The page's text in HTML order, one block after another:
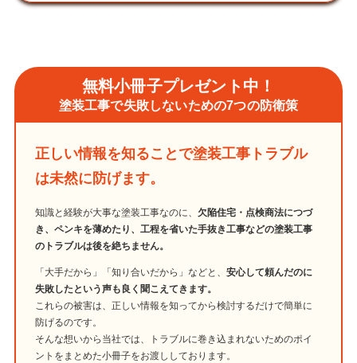
無料小冊子プレゼント中！
塗装工事で失敗しないための7つの防衛策
正しい情報を知ることで塗装工事トラブル
は未然に防げます。
知識と経験が大事な塗装工事なのに、 欠陥住宅・点検商法につづ
き、ペンキを薄めたり、工程を省いた手抜き工事などの塗装工事
のトラブルは後を絶ちません。
「大手だから」「知り合いだから」などと、安心して頼んだのに
失敗したという声も良く聞こえてきます。
これらの被害は、正しい情報を知ってから検討するだけで簡単に
防げるのです。
そんな想いから当社では、トラブルに巻き込まれないためのポイ
ントをまとめた小冊子をお渡ししております。